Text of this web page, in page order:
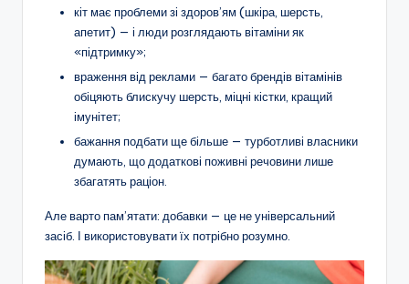
кіт має проблеми зі здоров’ям (шкіра, шерсть,
апетит) — і люди розглядають вітаміни як
«підтримку»;
враження від реклами — багато брендів вітамінів
обіцяють блискучу шерсть, міцні кістки, кращий
імунітет;
бажання подбати ще більше — турботливі власники
думають, що додаткові поживні речовини лише
збагатять раціон.
Але варто пам’ятати: добавки — це не універсальний
засіб. І використовувати їх потрібно розумно.